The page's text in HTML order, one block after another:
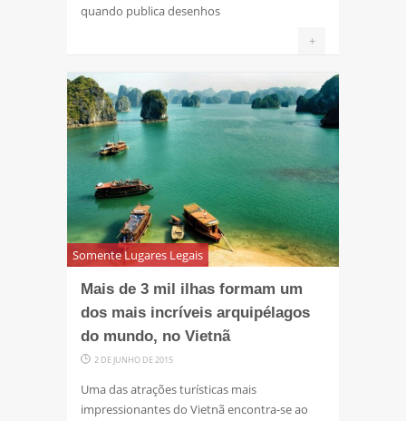
quando publica desenhos
+
Somente Lugares Legais
Mais de 3 mil ilhas formam um
dos mais incríveis arquipélagos
do mundo, no Vietnã
2 DE JUNHO DE 2015
Uma das atrações turísticas mais
impressionantes do Vietnã encontra-se ao